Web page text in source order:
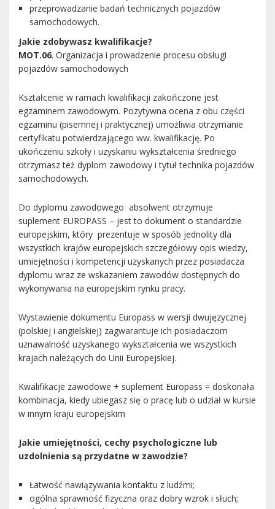
przeprowadzanie badań technicznych pojazdów
samochodowych.
Jakie zdobywasz kwalifikacje?
MOT.06. Organizacja i prowadzenie procesu obsługi
pojazdów samochodowych
Kształcenie w ramach kwalifikacji zakończone jest
egzaminem zawodowym. Pozytywna ocena z obu części
egzaminu (pisemnej i praktycznej) umożliwia otrzymanie
certyfikatu potwierdzającego ww. kwalifikację. Po
ukończeniu szkoły i uzyskaniu wykształcenia średniego
otrzymasz też dyplom zawodowy i tytuł technika pojazdów
samochodowych.
Do dyplomu zawodowego absolwent otrzymuje
suplement EUROPASS – jest to dokument o standardzie
europejskim, który prezentuje w sposób jednolity dla
wszystkich krajów europejskich szczegółowy opis wiedzy,
umiejętności i kompetencji uzyskanych przez posiadacza
dyplomu wraz ze wskazaniem zawodów dostępnych do
wykonywania na europejskim rynku pracy.
Wystawienie dokumentu Europass w wersji dwujęzycznej
(polskiej i angielskiej) zagwarantuje ich posiadaczom
uznawalność uzyskanego wykształcenia we wszystkich
krajach należących do Unii Europejskiej.
Kwalifikacje zawodowe + suplement Europass = doskonała
kombinacja, kiedy ubiegasz się o pracę lub o udział w kursie
w innym kraju europejskim
Jakie umiejętności, cechy psychologiczne lub
uzdolnienia są przydatne w zawodzie?
Łatwość nawiązywania kontaktu z ludźmi;
ogólna sprawność fizyczna oraz dobry wzrok i słuch;